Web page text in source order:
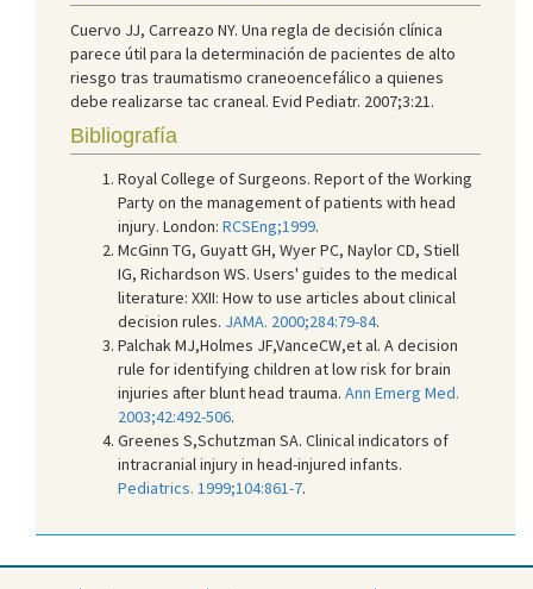
Cuervo JJ, Carreazo NY. Una regla de decisión clínica
parece útil para la determinación de pacientes de alto
riesgo tras traumatismo craneoencefálico a quienes
debe realizarse tac craneal. Evid Pediatr. 2007;3:21.
Bibliografía
Royal College of Surgeons. Report of the Working
Party on the management of patients with head
injury. London: RCSEng;1999.
McGinn TG, Guyatt GH, Wyer PC, Naylor CD, Stiell
IG, Richardson WS. Users' guides to the medical
literature: XXII: How to use articles about clinical
decision rules. JAMA. 2000;284:79-84.
Palchak MJ,Holmes JF,VanceCW,et al. A decision
rule for identifying children at low risk for brain
injuries after blunt head trauma. Ann Emerg Med.
2003;42:492-506.
Greenes S,Schutzman SA. Clinical indicators of
intracranial injury in head-injured infants.
Pediatrics. 1999;104:861-7.